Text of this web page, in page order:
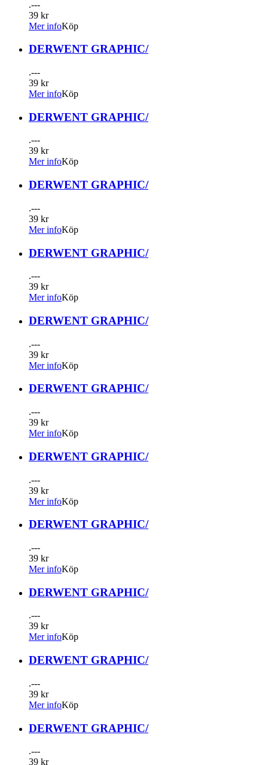
.---
39 kr
Mer infoKöp
DERWENT GRAPHIC/
.---
39 kr
Mer infoKöp
DERWENT GRAPHIC/
.---
39 kr
Mer infoKöp
DERWENT GRAPHIC/
.---
39 kr
Mer infoKöp
DERWENT GRAPHIC/
.---
39 kr
Mer infoKöp
DERWENT GRAPHIC/
.---
39 kr
Mer infoKöp
DERWENT GRAPHIC/
.---
39 kr
Mer infoKöp
DERWENT GRAPHIC/
.---
39 kr
Mer infoKöp
DERWENT GRAPHIC/
.---
39 kr
Mer infoKöp
DERWENT GRAPHIC/
.---
39 kr
Mer infoKöp
DERWENT GRAPHIC/
.---
39 kr
Mer infoKöp
DERWENT GRAPHIC/
.---
39 kr